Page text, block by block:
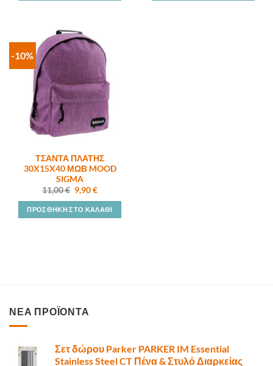
-10%
ΤΣΑΝΤΑ ΠΛΑΤΗΣ
30X15X40 ΜΩΒ MOOD
SIGMA
11,00€ Original
price
was:
11,00 €.
9,90€Η
τιμή
είναι:
9,90 €.
ΠΡΟΣΘΉΚΗ ΣΤΟ ΚΑΛΆΘΙ
ΝΕΑ ΠΡΟΪΟΝΤΑ
Σετ δώρου Parker PARKER IM Essential
Stainless Steel CT Πένα & Στυλό Διαρκείας